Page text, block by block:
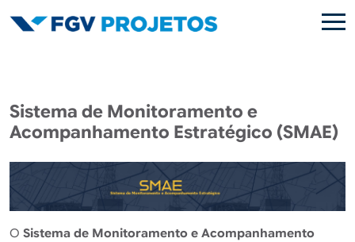
Sistema de Monitoramento e
Acompanhamento Estratégico (SMAE)
O Sistema de Monitoramento e Acompanhamento